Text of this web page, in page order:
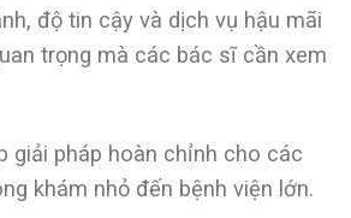
độ tin cậy và dịch vụ hậu mãi
trọng mà các bác sĩ cần xem
giải pháp hoàn chỉnh cho các
khám nhỏ đến bệnh viện lớn.